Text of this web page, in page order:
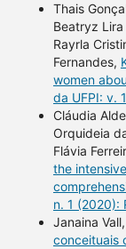
Thais
Beatryz
Rayrla
Fernandes,
women
da UFPI: v.
Cláudia
Orquideia
Flávia
the
n. 1 (2020):
Janaina
conceituais